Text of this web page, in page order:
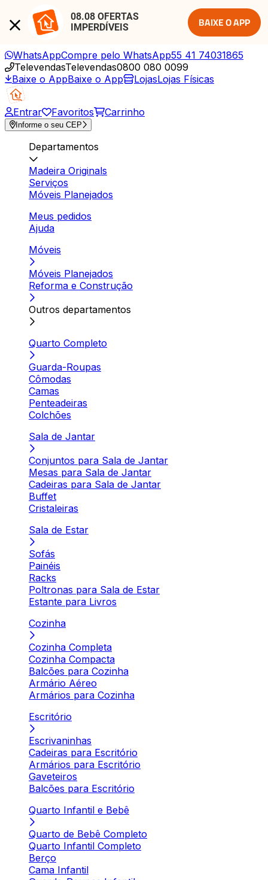
08.08 OFERTAS
IMPERDÍVEIS
BAIXE O APP
WhatsAppCompre pelo WhatsApp55 41 74031865
TelevendasTelevendas0800 080 0099
Baixe o AppBaixe o App LojasLojas Físicas
Entrar Favoritos Carrinho
Informe o seu CEP
Departamentos
Madeira Originals
Serviços
Móveis Planejados
Meus pedidos
Ajuda
Móveis
Móveis Planejados
Reforma e Construção
Outros departamentos
Quarto Completo
Guarda-Roupas
Cômodas
Camas
Penteadeiras
Colchões
Sala de Jantar
Conjuntos para Sala de Jantar
Mesas para Sala de Jantar
Cadeiras para Sala de Jantar
Buffet
Cristaleiras
Sala de Estar
Sofás
Painéis
Racks
Poltronas para Sala de Estar
Estante para Livros
Cozinha
Cozinha Completa
Cozinha Compacta
Balcões para Cozinha
Armário Aéreo
Armários para Cozinha
Escritório
Escrivaninhas
Cadeiras para Escritório
Armários para Escritório
Gaveteiros
Balcões para Escritório
Quarto Infantil e Bebê
Quarto de Bebê Completo
Quarto Infantil Completo
Berço
Cama Infantil